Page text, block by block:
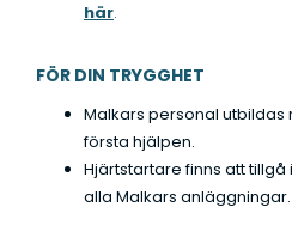
här.
FÖR DIN TRYGGHET
Malkars personal
första hjälpen.
Hjärtstartare finns att
alla Malkars anläggningar.